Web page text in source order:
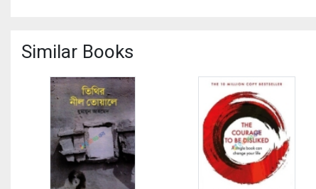
Similar Books